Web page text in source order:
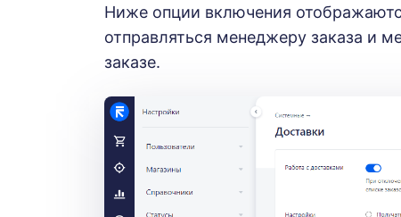
Ниже опции включения
отправляться менеджеру заказа и
заказе.